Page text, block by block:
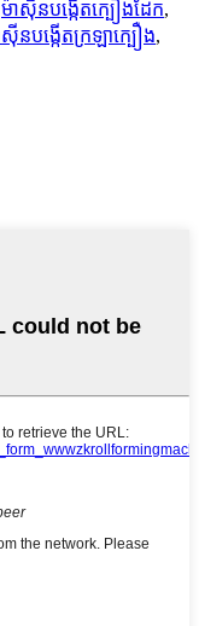
ម៉ាស៊ីនបង្កើតក្បឿងដែក,
នបង្កើតក្រឡាក្បឿង,